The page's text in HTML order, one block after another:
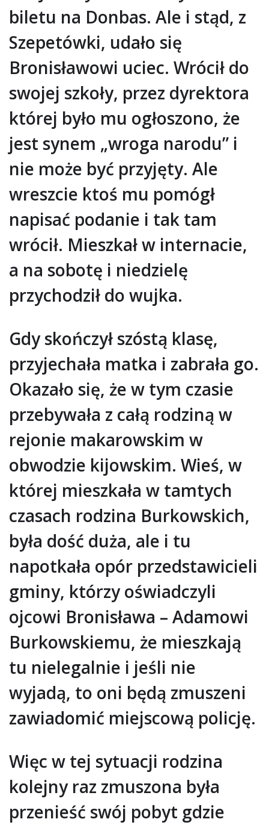
biletu na Donbas. Ale i stąd, z
Szepetówki, udało się
Bronisławowi uciec. Wrócił do
swojej szkoły, przez dyrektora
której było mu ogłoszono, że
jest synem „wroga narodu” i
nie może być przyjęty. Ale
wreszcie ktoś mu pomógł
napisać podanie i tak tam
wrócił. Mieszkał w internacie,
a na sobotę i niedzielę
przychodził do wujka.
Gdy skończył szóstą klasę,
przyjechała matka i zabrała go.
Okazało się, że w tym czasie
przebywała z całą rodziną w
rejonie makarowskim w
obwodzie kijowskim. Wieś, w
której mieszkała w tamtych
czasach rodzina Burkowskich,
była dość duża, ale i tu
napotkała opór przedstawicieli
gminy, którzy oświadczyli
ojcowi Bronisława – Adamowi
Burkowskiemu, że mieszkają
tu nielegalnie i jeśli nie
wyjadą, to oni będą zmuszeni
zawiadomić miejscową policję.
Więc w tej sytuacji rodzina
kolejny raz zmuszona była
przenieść swój pobyt gdzie